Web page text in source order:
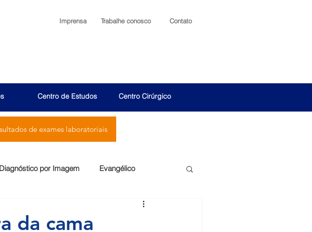
Imprensa Trabalhe conosco Contato
Centro de Estudos Centro Cirúrgico
de exames laboratoriais
por Imagem Evangélico
da cama